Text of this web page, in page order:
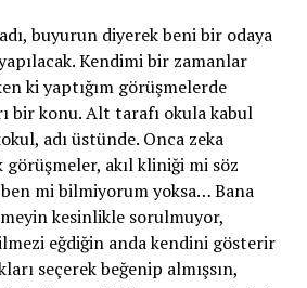
buyurun diyerek beni bir odaya
Kendimi bir zamanlar
ki yaptığım görüşmelerde
bir konu. Alt tarafı okula kabul
adı üstünde. Onca zeka
akıl kliniği mi söz
mi bilmiyorum yoksa… Bana
kesinlikle sorulmuyor,
eğdiğin anda kendini gösterir
seçerek beğenip almışsın,